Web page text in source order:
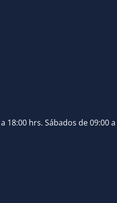
18:00 hrs. Sábados de 09:00 a